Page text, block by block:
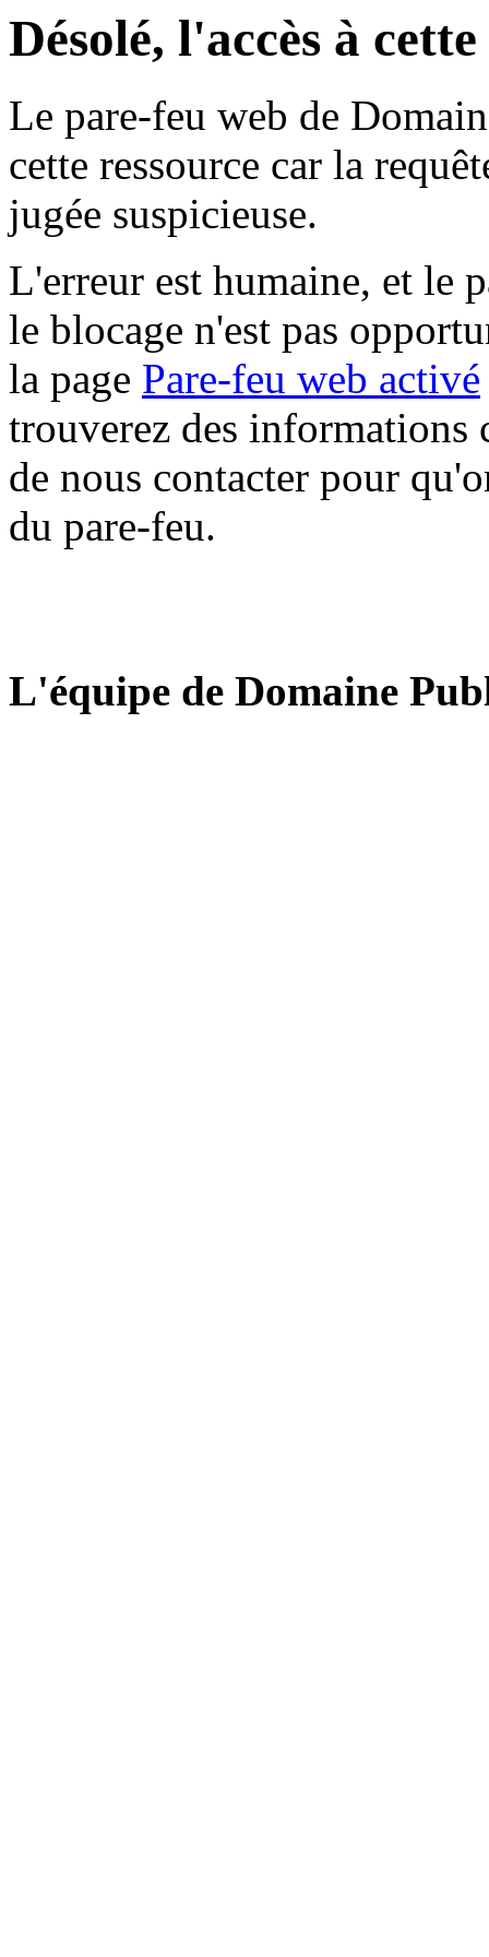
Désolé, l'accès à
Le pare-feu web de
cette ressource car la
jugée suspicieuse.
L'erreur est humaine, et le
le blocage n'est pas
la page Pare-feu web activé
trouverez des informations
de nous contacter pour
du pare-feu.
L'équipe de Domaine